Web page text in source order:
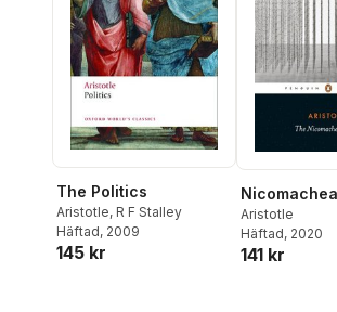
The Politics
Aristotle, R F Stalley
Häftad, 2009
145 kr
Aristotle
Häftad, 2020
141 kr